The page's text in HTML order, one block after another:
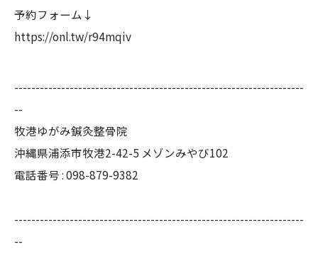
予約フォーム↓
https://onl.tw/r94mqiv
--------------------------------------------------------------------
--
牧港ゆがみ鍼灸整骨院
沖縄県浦添市牧港2-42-5 メゾンみやび102
電話番号 : 098-879-9382
--------------------------------------------------------------------
--